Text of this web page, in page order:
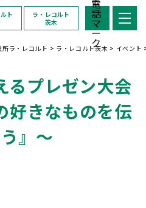
ト
ラ・レコルト
茨木
ラ・レコルト > ラ・レコルト茨木 > イベント
るプレゼン大会
好きなものを伝
』〜